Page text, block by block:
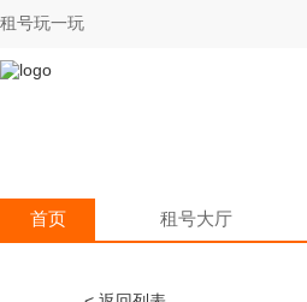
租号玩一玩
首页 租号大厅